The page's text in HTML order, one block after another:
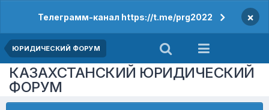
Телеграмм-канал https://t.me/prg2022 ×
ЮРИДИЧЕСКИЙ ФОРУМ
КАЗАХСТАНСКИЙ ЮРИДИЧЕСКИЙ
ФОРУМ